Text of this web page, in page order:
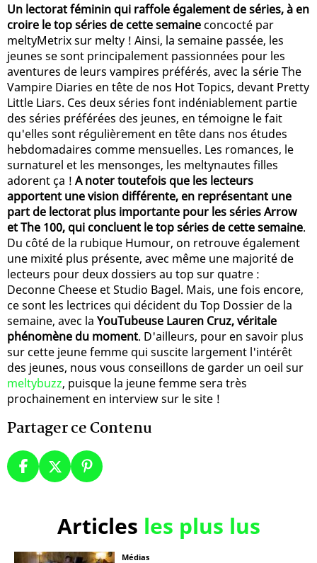
Un lectorat féminin qui raffole également de séries, à en
croire le top séries de cette semaineconcocté par
meltyMetrix sur melty ! Ainsi, la semaine passée, les
jeunes se sont principalement passionnées pour les
aventures de leurs vampires préférés, avec la série The
Vampire Diaries en tête de nos Hot Topics, devant Pretty
Little Liars. Ces deux séries font indéniablement partie
des séries préférées des jeunes, en témoigne le fait
qu'elles sont régulièrement en tête dans nos études
hebdomadaires comme mensuelles. Les romances, le
surnaturel et les mensonges, les meltynautes filles
adorent ça ! A noter toutefois que les lecteurs
apportent une vision différente, en représentant une
part de lectorat plus importante pour les séries Arrow
et The 100, qui concluent le top séries de cette semaine.
Du côté de la rubique Humour, on retrouve également
une mixité plus présente, avec même une majorité de
lecteurs pour deux dossiers au top sur quatre :
Deconne Cheese et Studio Bagel. Mais, une fois encore,
ce sont les lectrices qui décident du Top Dossier de la
semaine, avec la YouTubeuse Lauren Cruz, véritale
phénomène du moment. D'ailleurs, pour en savoir plus
sur cette jeune femme qui suscite largement l'intérêt
des jeunes, nous vous conseillons de garder un oeil sur
meltybuzz, puisque la jeune femme sera très
prochainement en interview sur le site !
Partager ce Contenu
Articles les plus lus
Médias